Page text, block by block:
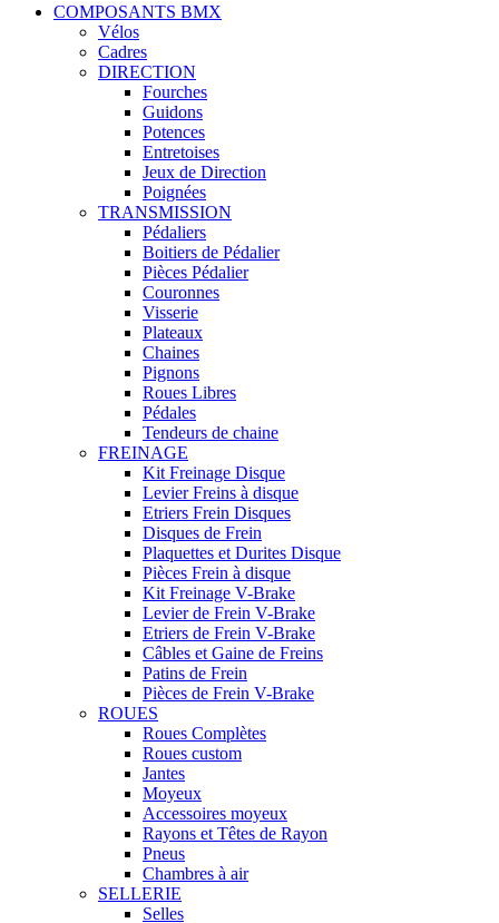
COMPOSANTS BMX
Vélos
Cadres
DIRECTION
Fourches
Guidons
Potences
Entretoises
Jeux de Direction
Poignées
TRANSMISSION
Pédaliers
Boitiers de Pédalier
Pièces Pédalier
Couronnes
Visserie
Plateaux
Chaines
Pignons
Roues Libres
Pédales
Tendeurs de chaine
FREINAGE
Kit Freinage Disque
Levier Freins à disque
Etriers Frein Disques
Disques de Frein
Plaquettes et Durites Disque
Pièces Frein à disque
Kit Freinage V-Brake
Levier de Frein V-Brake
Etriers de Frein V-Brake
Câbles et Gaine de Freins
Patins de Frein
Pièces de Frein V-Brake
ROUES
Roues Complètes
Roues custom
Jantes
Moyeux
Accessoires moyeux
Rayons et Têtes de Rayon
Pneus
Chambres à air
SELLERIE
Selles